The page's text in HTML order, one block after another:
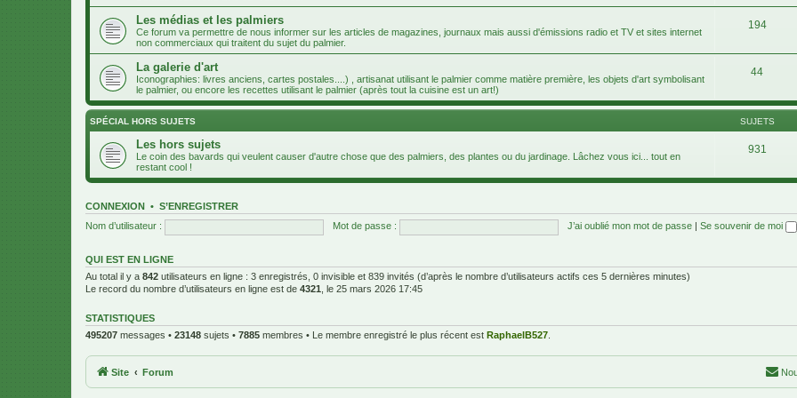
Les médias et les palmiers
Ce forum va permettre de nous informer sur les articles de magazines, journaux mais aussi d'émissions radio et TV et sites internet
non commerciaux qui traitent du sujet du palmier.
194
La galerie d'art
Iconographies: livres anciens, cartes postales....) , artisanat utilisant le palmier comme matière première, les objets d'art symbolisant
le palmier, ou encore les recettes utilisant le palmier (après tout la cuisine est un art!)
44
SPÉCIAL HORS SUJETS SUJETS
Les hors sujets
Le coin des bavards qui veulent causer d'autre chose que des palmiers, des plantes ou du jardinage. Lâchez vous ici... tout en
restant cool !
931
CONNEXION • S’ENREGISTRER
Nom d’utilisateur :
Mot de passe : J’ai oublié mon mot de passe Se souvenir de moi
QUI EST EN LIGNE
Au total il y a 842 utilisateurs en ligne : 3 enregistrés, 0 invisible et 839 invités (d’après le nombre d’utilisateurs actifs ces 5 dernières minutes)
Le record du nombre d’utilisateurs en ligne est de 4321 , le 25 mars 2026 17:45
STATISTIQUES
495207 messages • 23148 sujets • 7885 membres • Le membre enregistré le plus récent est RaphaelB527
Site Forum